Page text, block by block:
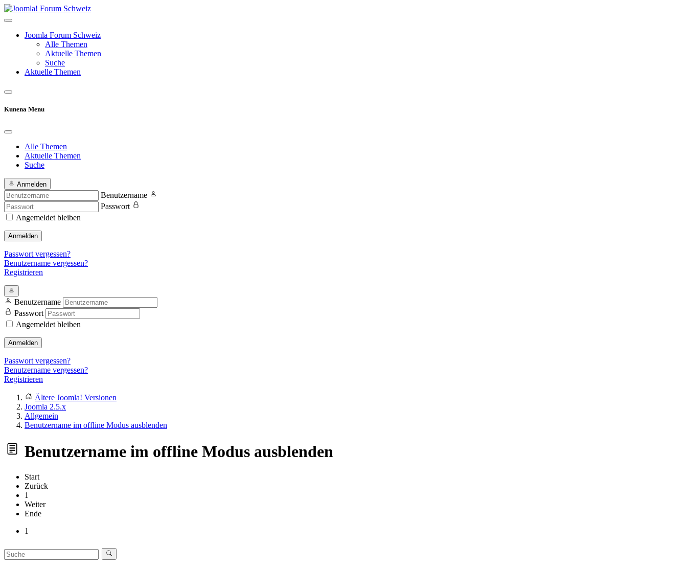
Joomla Forum Schweiz
Alle Themen
Aktuelle Themen
Suche
Aktuelle Themen
Kunena Menu
Alle Themen
Aktuelle Themen
Suche
Anmelden
Benutzername
Passwort
Angemeldet bleiben
Anmelden
Passwort vergessen?
Benutzername vergessen?
Registrieren
Benutzername
Passwort
Angemeldet bleiben
Anmelden
Passwort vergessen?
Benutzername vergessen?
Registrieren
Ältere Joomla! Versionen
Joomla 2.5.x
Allgemein
Benutzername im offline Modus ausblenden
Benutzername im offline Modus ausblenden
Start
Zurück
1
Weiter
Ende
1